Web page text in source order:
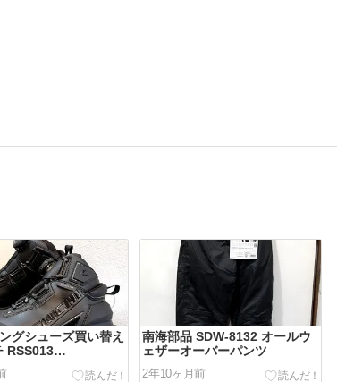
グシューズ買い替え
RSS013
アローシューズ
南海部品 SDW-8132 オールウ
ェザーオーバーパンツ
2年10ヶ月前